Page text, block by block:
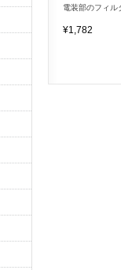
電装部のフィル
¥1,782